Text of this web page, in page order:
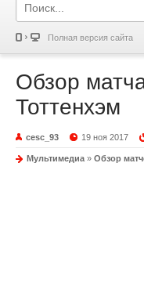
Полная версия сайта
Обзор
Тоттенхэм
cesc_93 19 ноя 2017
Мультимедиа » Обзор